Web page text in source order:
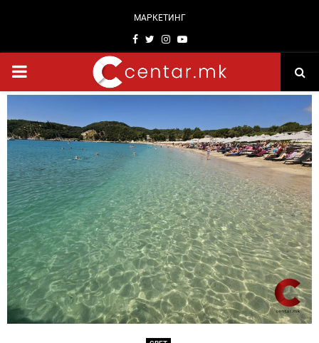
МАРКЕТИНГ
Facebook
TwitterInstagram
Youtube
PRIMARY
MENU